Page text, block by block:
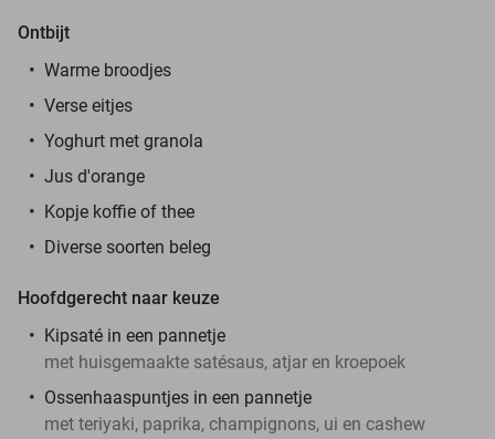
Ontbijt
Warme broodjes
Verse eitjes
Yoghurt met granola
Jus d'orange
Kopje koffie of thee
Diverse soorten beleg
Hoofdgerecht naar keuze
Kipsaté in een pannetje
met huisgemaakte satésaus, atjar en kroepoek
Ossenhaaspuntjes in een pannetje
met teriyaki, paprika, champignons, ui en cashew